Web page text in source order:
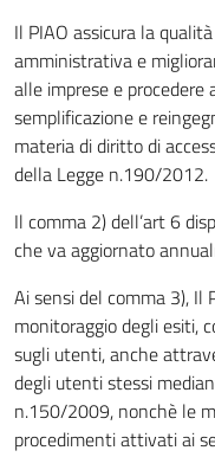
Il PIAO assicura la
amministrativa e
alle imprese e
semplificazione e
materia di diritto di
della Legge n.190/2012.
Il comma 2) dell’art 6
che va aggiornato
Ai sensi del comma 3), Il
monitoraggio degli esiti,
sugli utenti, anche
degli utenti stessi
n.150/2009, nonchè le
procedimenti attivati ai